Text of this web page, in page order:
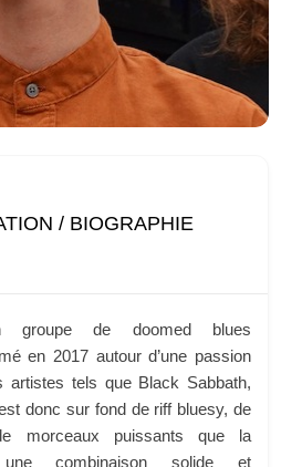
/ BIOGRAPHIE
groupe de doomed blues
en 2017 autour d’une passion
artistes tels que Black Sabbath,
donc sur fond de riff bluesy, de
morceaux puissants que la
combinaison solide et